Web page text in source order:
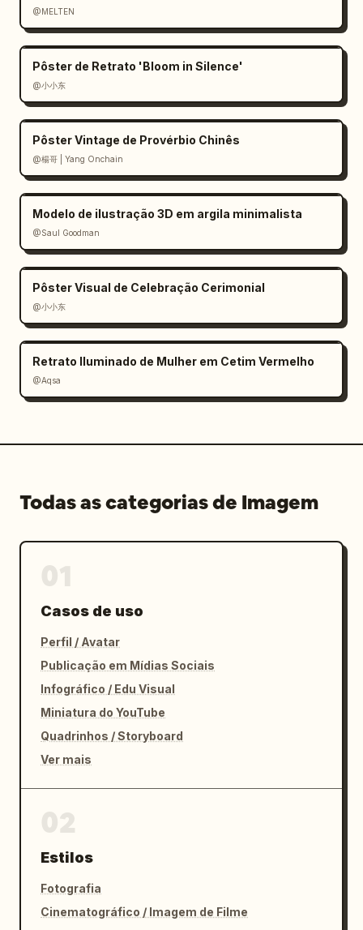
@MELTEN
Pôster de Retrato 'Bloom in Silence'
@小小东
Pôster Vintage de Provérbio Chinês
@楊哥 | Yang Onchain
Modelo de ilustração 3D em argila minimalista
@Saul Goodman
Pôster Visual de Celebração Cerimonial
@小小东
Retrato Iluminado de Mulher em Cetim Vermelho
@Aqsa
Todas as categorias de Imagem
Casos de uso
Perfil / Avatar
Publicação em Mídias Sociais
Infográfico / Edu Visual
Miniatura do YouTube
Quadrinhos / Storyboard
Ver mais
Estilos
Fotografia
Cinematográfico / Imagem de Filme